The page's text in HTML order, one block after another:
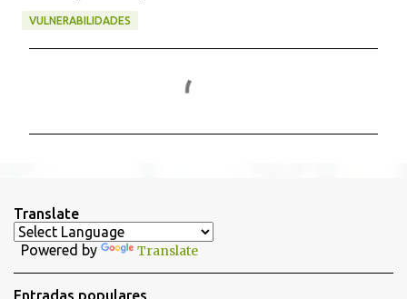
VULNERABILIDADES
a
r
Translate
Powered by Translate
Entradas populares